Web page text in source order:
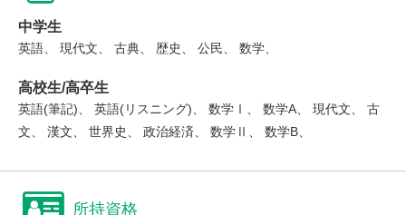
中学生
英語、 現代文、 古典、 歴史、 公民、 数学、
高校生/高卒生
英語(筆記)、 英語(リスニング)、 数学Ⅰ、 数学A、 現代文、 古
文、 漢文、 世界史、 政治経済、 数学Ⅱ、 数学B、
所持資格